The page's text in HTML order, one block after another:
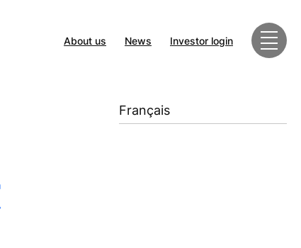
About us News Investor login
Français